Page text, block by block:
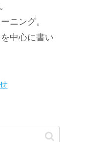
ニング。
中心に書い